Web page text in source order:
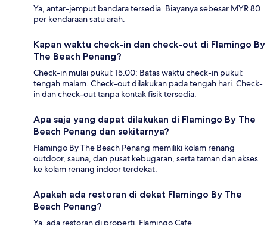
Ya, antar-jemput bandara tersedia. Biayanya sebesar MYR 80
per kendaraan satu arah.
Kapan waktu check-in dan check-out di Flamingo By
The Beach Penang?
Check-in mulai pukul: 15.00; Batas waktu check-in pukul:
tengah malam. Check-out dilakukan pada tengah hari. Check-
in dan check-out tanpa kontak fisik tersedia.
Apa saja yang dapat dilakukan di Flamingo By The
Beach Penang dan sekitarnya?
Flamingo By The Beach Penang memiliki kolam renang
outdoor, sauna, dan pusat kebugaran, serta taman dan akses
ke kolam renang indoor terdekat.
Apakah ada restoran di dekat Flamingo By The
Beach Penang?
Ya, ada restoran di properti, Flamingo Cafe.